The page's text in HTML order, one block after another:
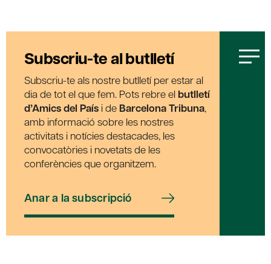
Subscriu-te al butlletí
Subscriu-te als nostre butlletí per estar al
dia de tot el que fem. Pots rebre el butlletí
d’Amics del País i de Barcelona Tribuna,
amb informació sobre les nostres
activitats i notícies destacades, les
convocatòries i novetats de les
conferències que organitzem.
Anar a la subscripció